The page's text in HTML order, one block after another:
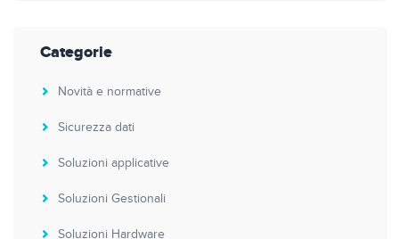
Categorie
Novità e normative
Sicurezza dati
Soluzioni applicative
Soluzioni Gestionali
Soluzioni Hardware